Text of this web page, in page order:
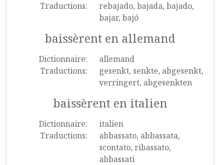
Traductions:
rebajado, bajada, bajado,
bajar, bajó
baissèrent en allemand
Dictionnaire:
allemand
Traductions:
gesenkt, senkte, abgesenkt,
verringert, abgesenkten
baissèrent en italien
Dictionnaire:
italien
Traductions:
abbassato, abbassata,
scontato, ribassato,
abbassati